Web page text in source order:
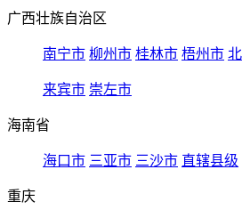
广西壮族自治区
南宁市 柳州市 桂林市 梧州市
来宾市 崇左市
海南省
海口市 三亚市 三沙市 直辖县级
重庆